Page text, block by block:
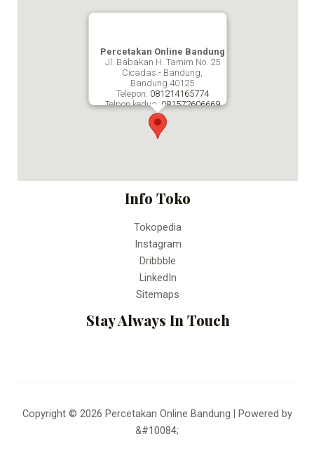
Percetakan Online Bandung
Jl. Babakan H. Tamim No. 25
Cicadas - Bandung,
Bandung 40125
Telepon: 081214165774
Telpon kedua: 081572606669
Percetakan Online Bandung
Info Toko
Tokopedia
Instagram
Dribbble
LinkedIn
Sitemaps
Stay Always In Touch
Copyright © 2026 Percetakan Online Bandung | Powered by
&#10084;